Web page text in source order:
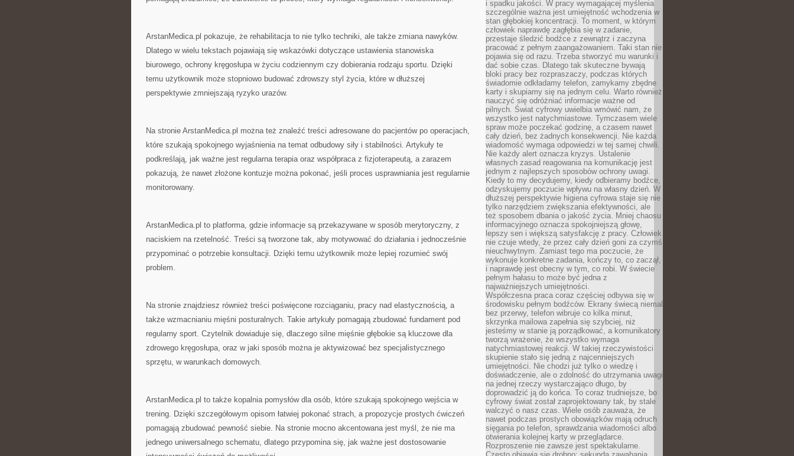
ArstanMedica.pl pokazuje, że rehabilitacja to nie tylko techniki, ale także zmiana nawyków.
Dlatego w wielu tekstach pojawiają się wskazówki dotyczące ustawienia stanowiska
biurowego, ochrony kręgosłupa w życiu codziennym czy dobierania rodzaju sportu. Dzięki
temu użytkownik może stopniowo budować zdrowszy styl życia, które w dłuższej
perspektywie zmniejszają ryzyko urazów.
Na stronie ArstanMedica.pl można też znaleźć treści adresowane do pacjentów po operacjach,
które szukają spokojnego wyjaśnienia na temat odbudowy siły i stabilności. Artykuły te
podkreślają, jak ważne jest regularna terapia oraz współpraca z fizjoterapeutą, a zarazem
pokazują, że nawet złożone kontuzje można pokonać, jeśli proces usprawniania jest regularnie
monitorowany.
ArstanMedica.pl to platforma, gdzie informacje są przekazywane w sposób merytoryczny, z
naciskiem na rzetelność. Treści są tworzone tak, aby motywować do działania i jednocześnie
przypominać o potrzebie konsultacji. Dzięki temu użytkownik może lepiej rozumieć swój
problem.
Na stronie znajdziesz również treści poświęcone rozciąganiu, pracy nad elastycznością, a
także wzmacnianiu mięśni posturalnych. Takie artykuły pomagają zbudować fundament pod
regularny sport. Czytelnik dowiaduje się, dlaczego silne mięśnie głębokie są kluczowe dla
zdrowego kręgosłupa, oraz w jaki sposób można je aktywizować bez specjalistycznego
sprzętu, w warunkach domowych.
ArstanMedica.pl to także kopalnia pomysłów dla osób, które szukają spokojnego wejścia w
trening. Dzięki szczegółowym opisom łatwiej pokonać strach, a propozycje prostych ćwiczeń
pomagają zbudować pewność siebie. Na stronie mocno akcentowana jest myśl, że nie ma
jednego uniwersalnego schematu, dlatego przypomina się, jak ważne jest dostosowanie
i spadku jakości. W pracy wymagającej myślenia
szczególnie ważna jest umiejętność wchodzenia w
stan głębokiej koncentracji. To moment, w którym
człowiek naprawdę zagłębia się w zadanie,
przestaje śledzić bodźce z zewnątrz i zaczyna
pracować z pełnym zaangażowaniem. Taki stan nie
pojawia się od razu. Trzeba stworzyć mu warunki i
dać sobie czas. Dlatego tak skuteczne bywają
bloki pracy bez rozpraszaczy, podczas których
świadomie odkładamy telefon, zamykamy zbędne
karty i skupiamy się na jednym celu. Warto również
nauczyć się odróżniać informacje ważne od
pilnych. Świat cyfrowy uwielbia wmówić nam, że
wszystko jest natychmiastowe. Tymczasem wiele
spraw może poczekać godzinę, a czasem nawet
cały dzień, bez żadnych konsekwencji. Nie każda
wiadomość wymaga odpowiedzi w tej samej chwili.
Nie każdy alert oznacza kryzys. Ustalenie
własnych zasad reagowania na komunikację jest
jednym z najlepszych sposobów ochrony uwagi.
Kiedy to my decydujemy, kiedy odbieramy bodźce,
odzyskujemy poczucie wpływu na własny dzień. W
dłuższej perspektywie higiena cyfrowa staje się nie
tylko narzędziem zwiększania efektywności, ale
też sposobem dbania o jakość życia. Mniej chaosu
informacyjnego oznacza spokojniejszą głowę,
lepszy sen i większą satysfakcję z pracy. Człowiek
nie czuje wtedy, że przez cały dzień goni za czymś
nieuchwytnym. Zamiast tego ma poczucie, że
wykonuje konkretne zadania, kończy to, co zaczął,
i naprawdę jest obecny w tym, co robi. W świecie
pełnym hałasu to może być jedna z
najważniejszych umiejętności.
Współczesna praca coraz częściej odbywa się w
środowisku pełnym bodźców. Ekrany świecą niemal
bez przerwy, telefon wibruje co kilka minut,
skrzynka mailowa zapełnia się szybciej, niż
jesteśmy w stanie ją porządkować, a komunikatory
tworzą wrażenie, że wszystko wymaga
natychmiastowej reakcji. W takiej rzeczywistości
skupienie stało się jedną z najcenniejszych
umiejętności. Nie chodzi już tylko o wiedzę i
doświadczenie, ale o zdolność do utrzymania uwagi
na jednej rzeczy wystarczająco długo, by
doprowadzić ją do końca. To coraz trudniejsze, bo
cyfrowy świat został zaprojektowany tak, by stale
walczyć o nasz czas. Wiele osób zauważa, że
nawet podczas prostych obowiązków mają odruch
sięgania po telefon, sprawdzania wiadomości albo
otwierania kolejnej karty w przeglądarce.
Rozproszenie nie zawsze jest spektakularne.